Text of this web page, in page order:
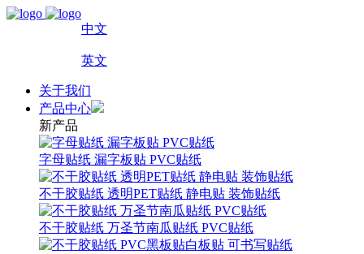
中文
英文
关于我们
产品中心
新产品
字母贴纸 漏字板贴 PVC贴纸
不干胶贴纸 透明PET贴纸 静电贴 装饰贴纸
不干胶贴纸 万圣节南瓜贴纸 PVC贴纸